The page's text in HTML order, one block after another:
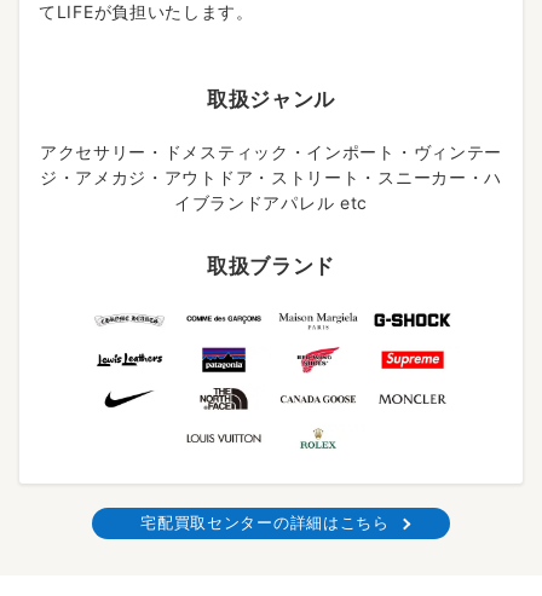
てLIFEが負担いたします。
取扱ジャンル
アクセサリー・ドメスティック・インポート・ヴィンテー
ジ・アメカジ・アウトドア・ストリート・スニーカー・ハ
イブランドアパレル etc
取扱ブランド
宅配買取センターの詳細はこちら